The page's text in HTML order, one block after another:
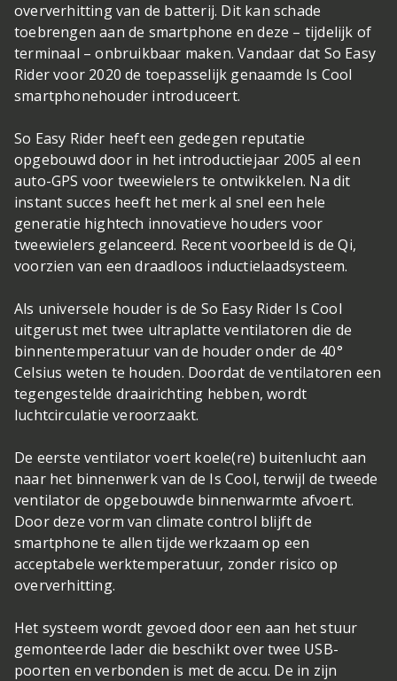
oververhitting van de batterij. Dit kan schade
toebrengen aan de smartphone en deze – tijdelijk of
terminaal – onbruikbaar maken. Vandaar dat So Easy
Rider voor 2020 de toepasselijk genaamde Is Cool
smartphonehouder introduceert.
So Easy Rider heeft een gedegen reputatie
opgebouwd door in het introductiejaar 2005 al een
auto-GPS voor tweewielers te ontwikkelen. Na dit
instant succes heeft het merk al snel een hele
generatie hightech innovatieve houders voor
tweewielers gelanceerd. Recent voorbeeld is de Qi,
voorzien van een draadloos inductielaadsysteem.
Als universele houder is de So Easy Rider Is Cool
uitgerust met twee ultraplatte ventilatoren die de
binnentemperatuur van de houder onder de 40°
Celsius weten te houden. Doordat de ventilatoren een
tegengestelde draairichting hebben, wordt
luchtcirculatie veroorzaakt.
De eerste ventilator voert koele(re) buitenlucht aan
naar het binnenwerk van de Is Cool, terwijl de tweede
ventilator de opgebouwde binnenwarmte afvoert.
Door deze vorm van climate control blijft de
smartphone te allen tijde werkzaam op een
acceptabele werktemperatuur, zonder risico op
oververhitting.
Het systeem wordt gevoed door een aan het stuur
gemonteerde lader die beschikt over twee USB-
poorten en verbonden is met de accu. De in zijn